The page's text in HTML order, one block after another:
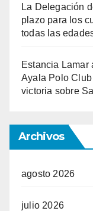
La Delegación
plazo para los
todas las
Estancia Lamar
Ayala Polo
victoria sobre
Archivos
agosto 2026
julio 2026